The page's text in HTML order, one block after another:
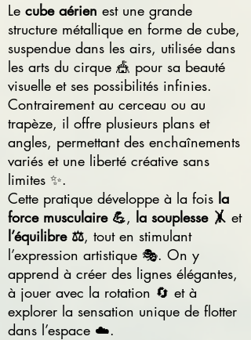
Le cube aérien est une grande
structure métallique en forme de cube,
suspendue dans les airs, utilisée dans
les arts du cirque 🎪 pour sa beauté
visuelle et ses possibilités infinies.
Contrairement au cerceau ou au
trapèze, il offre plusieurs plans et
angles, permettant des enchaînements
variés et une liberté créative sans
limites ✨.
Cette pratique développe à la fois la
force musculaire 💪, la souplesse 🤸 et
l’équilibre ⚖️, tout en stimulant
l’expression artistique 🎭. On y
apprend à créer des lignes élégantes,
à jouer avec la rotation 🔄 et à
explorer la sensation unique de flotter
dans l’espace ☁️.